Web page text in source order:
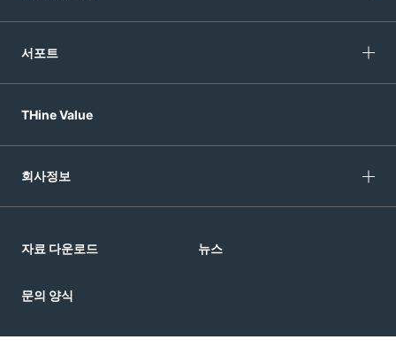
서포트
THine Value
회사정보
자료 다운로드 뉴스
문의 양식